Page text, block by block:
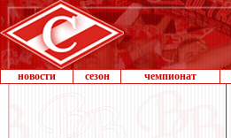
новости сезон чемпионат